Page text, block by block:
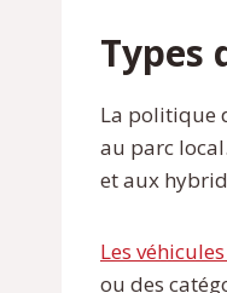
Types
La politique
au parc local.
et aux
Les
ou des